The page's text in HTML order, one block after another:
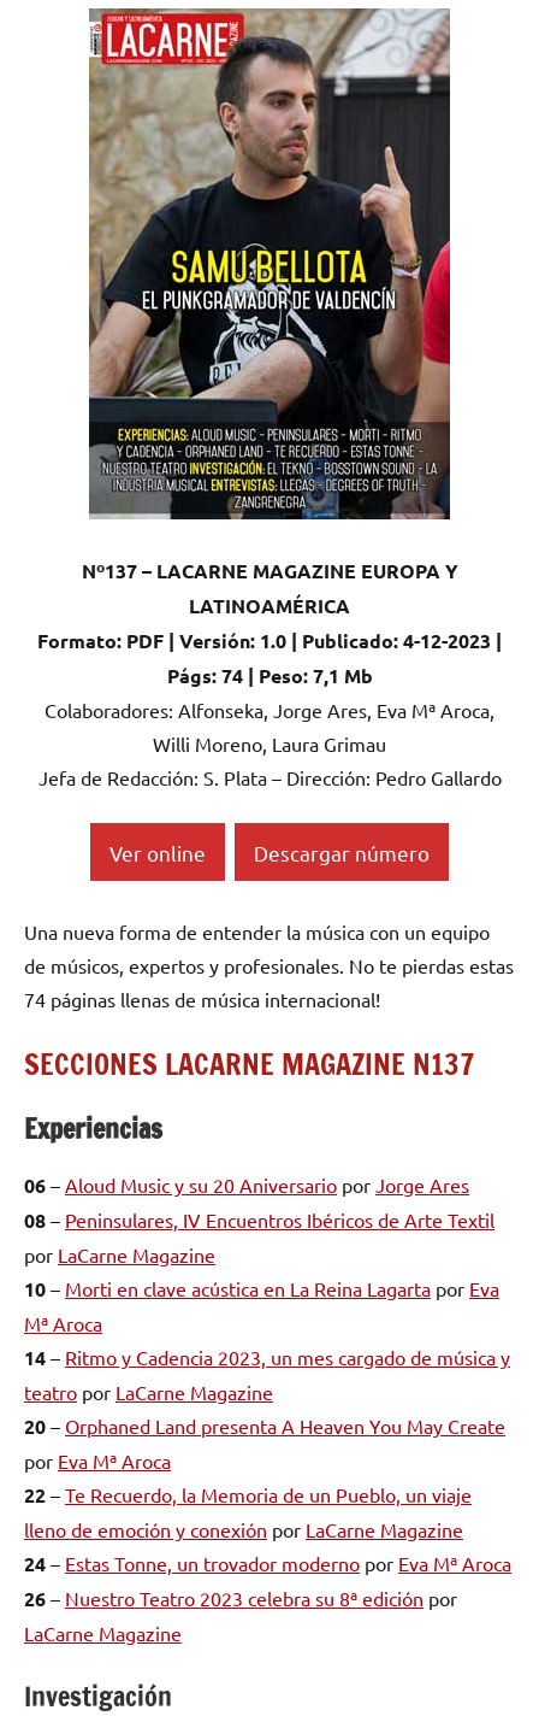
Nº137 – LACARNE MAGAZINE EUROPA Y
LATINOAMÉRICA
Formato: PDF | Versión: 1.0 | Publicado: 4-12-2023 |
Págs: 74 | Peso: 7,1 Mb
Colaboradores: Alfonseka, Jorge Ares, Eva Mª Aroca,
Willi Moreno, Laura Grimau
Jefa de Redacción: S. Plata – Dirección: Pedro Gallardo
Ver online Descargar número
Una nueva forma de entender la música con un equipo
de músicos, expertos y profesionales. No te pierdas estas
74 páginas llenas de música internacional!
SECCIONES LACARNE MAGAZINE N137
Experiencias
06 – Aloud Music y su 20 Aniversario por Jorge Ares
08 – Peninsulares, IV Encuentros Ibéricos de Arte Textil
por LaCarne Magazine
10 – Morti en clave acústica en La Reina Lagarta por Eva
Mª Aroca
14 – Ritmo y Cadencia 2023, un mes cargado de música y
teatro por LaCarne Magazine
20 – Orphaned Land presenta A Heaven You May Create
por Eva Mª Aroca
22 – Te Recuerdo, la Memoria de un Pueblo, un viaje
lleno de emoción y conexión por LaCarne Magazine
24 – Estas Tonne, un trovador moderno por Eva Mª Aroca
26 – Nuestro Teatro 2023 celebra su 8ª edición por
LaCarne Magazine
Investigación